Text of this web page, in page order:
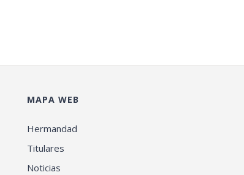
MAPA WEB
Hermandad
Titulares
Noticias